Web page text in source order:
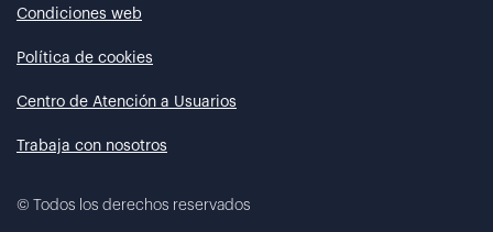
Condiciones web
Política de cookies
Centro de Atención a Usuarios
Trabaja con nosotros
© Todos los derechos reservados